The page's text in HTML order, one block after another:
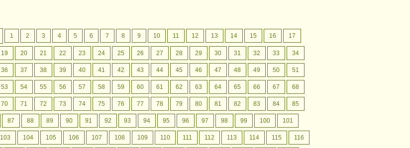
1 2 3 4 5 6 7 8 9 10 11 12 13 14 15 16 17
19 20 21 22 23 24 25 26 27 28 29 30 31 32 33 34
36 37 38 39 40 41 42 43 44 45 46 47 48 49 50 51
53 54 55 56 57 58 59 60 61 62 63 64 65 66 67 68
70 71 72 73 74 75 76 77 78 79 80 81 82 83 84 85
87 88 89 90 91 92 93 94 95 96 97 98 99 100 101
103 104 105 106 107 108 109 110 111 112 113 114 115 116